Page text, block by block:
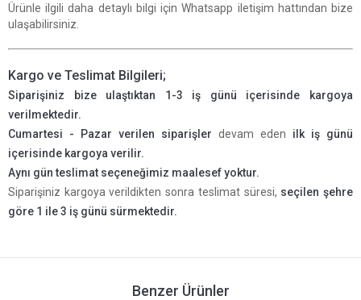
Ürünle ilgili daha detaylı bilgi için Whatsapp iletişim hattından bize
ulaşabilirsiniz.
Kargo ve Teslimat Bilgileri;
Siparişiniz bize ulaştıktan 1-3 iş günü içerisinde kargoya
verilmektedir.
Cumartesi - Pazar verilen siparişler devam eden ilk iş günü
içerisinde kargoya verilir.
Aynı gün teslimat seçeneğimiz maalesef yoktur.
Siparişiniz kargoya verildikten sonra teslimat süresi, seçilen şehre
göre 1 ile 3 iş günü sürmektedir.
Benzer Ürünler